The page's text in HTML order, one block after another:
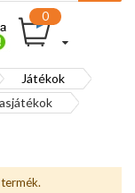
Játékok